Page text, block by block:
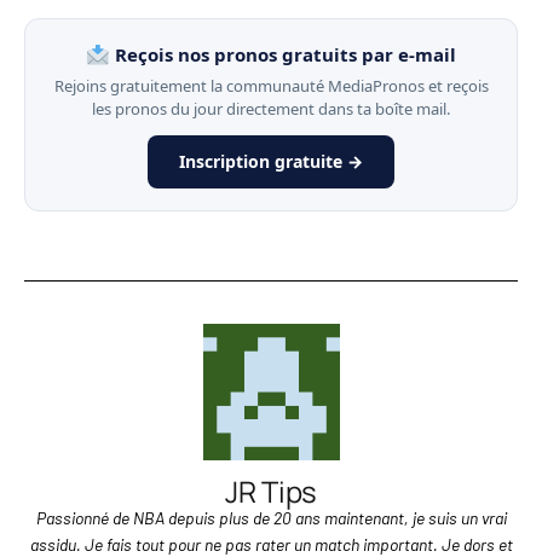
Reçois nos pronos gratuits par e-mail
Rejoins gratuitement la communauté MediaPronos et reçois
les pronos du jour directement dans ta boîte mail.
Inscription gratuite →
JR Tips
Passionné de NBA depuis plus de 20 ans maintenant, je suis un vrai
assidu. Je fais tout pour ne pas rater un match important. Je dors et